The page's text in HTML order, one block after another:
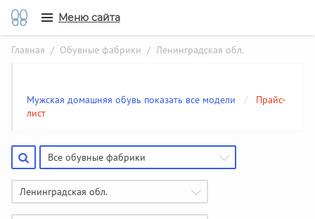
Меню сайта
Главная / Обувные фабрики / Ленинградская обл.
Мужская домашняя обувь показать все модели /
Прайс-
лист
Все обувные фабрики
Ленинградская обл.